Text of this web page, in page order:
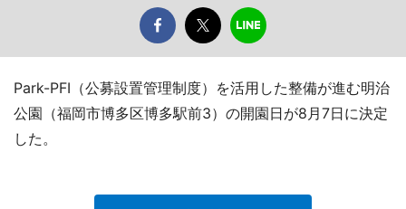
Park-PFI（公募設置管理制度）を活用した整備が進む明治
公園（福岡市博多区博多駅前3）の開園日が8月7日に決定
した。